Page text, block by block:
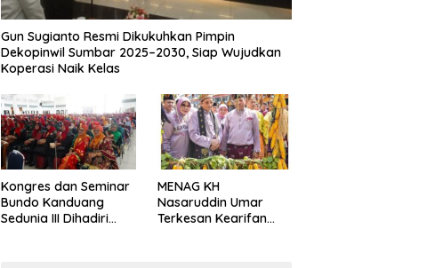
Gun Sugianto Resmi Dikukuhkan Pimpin
Dekopinwil Sumbar 2025–2030, Siap Wujudkan
Koperasi Naik Kelas
Kongres dan Seminar
Bundo Kanduang
Sedunia III Dihadiri
MENAG KH
Nasaruddin Umar
Terkesan Kearifan